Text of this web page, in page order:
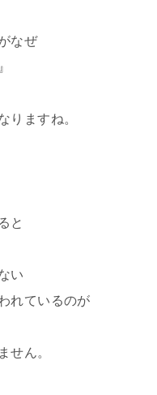
なぜ
りますね。
と
い
れているのが
せん。